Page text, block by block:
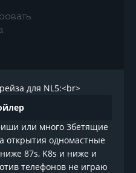
для NL5:<br>
или много 3бетящие
открытия одномастные
87s, K8s и ниже и
телефонов не играю